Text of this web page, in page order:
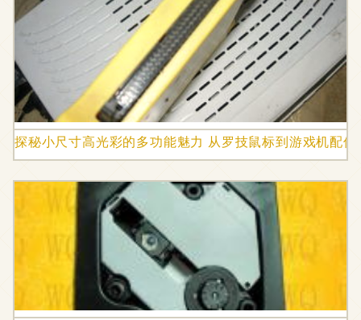
探秘小尺寸高光彩的多功能魅力 从罗技鼠标到游戏机配件